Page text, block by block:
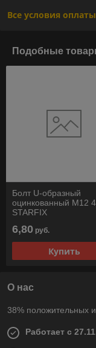
Все условия оплаты
Подобные
Болт U-образный
оцинкованный M12
STARFIX
6,80 руб.
Купить
О нас
38% положительных
Работает с